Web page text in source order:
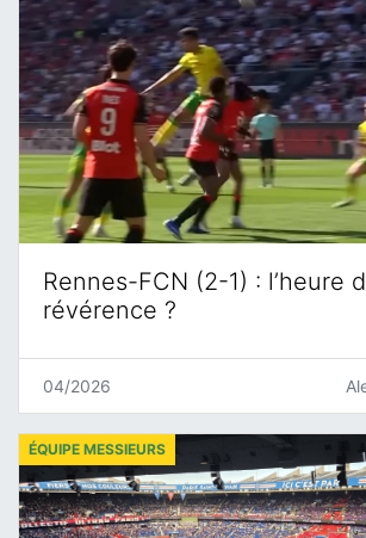
Rennes-FCN (2-1) : l’heure
révérence ?
04/2026
ÉQUIPE MESSIEURS